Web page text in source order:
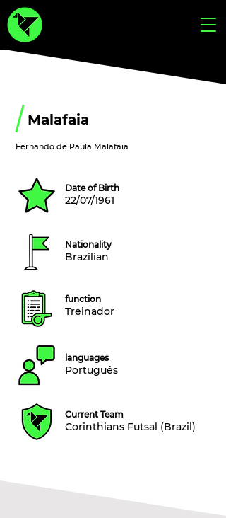
Malafaia
Fernando de Paula Malafaia
Date of Birth
22/07/1961
Nationality
Brazilian
function
Treinador
languages
Português
Current Team
Corinthians Futsal (Brazil)